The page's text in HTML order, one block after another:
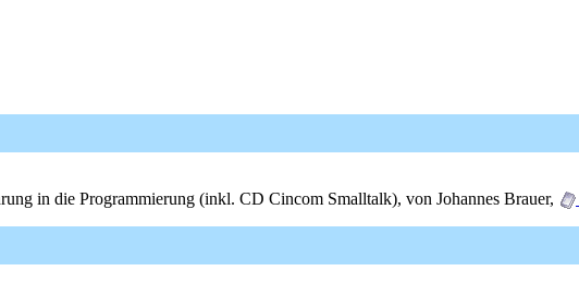
in die Programmierung (inkl. CD Cincom Smalltalk), von Johannes Brauer,